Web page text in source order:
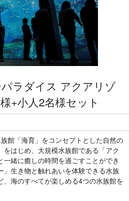
ラダイス アクアリゾ
+小人2名様セット
館「海育」をコンセプトとした自然の
はじめ、大規模水族館である「アク
緒に癒しの時間を過ごすことができ
」生き物と触れあいを体験できる水族
、海のすべてが楽しめる4つの水族館を